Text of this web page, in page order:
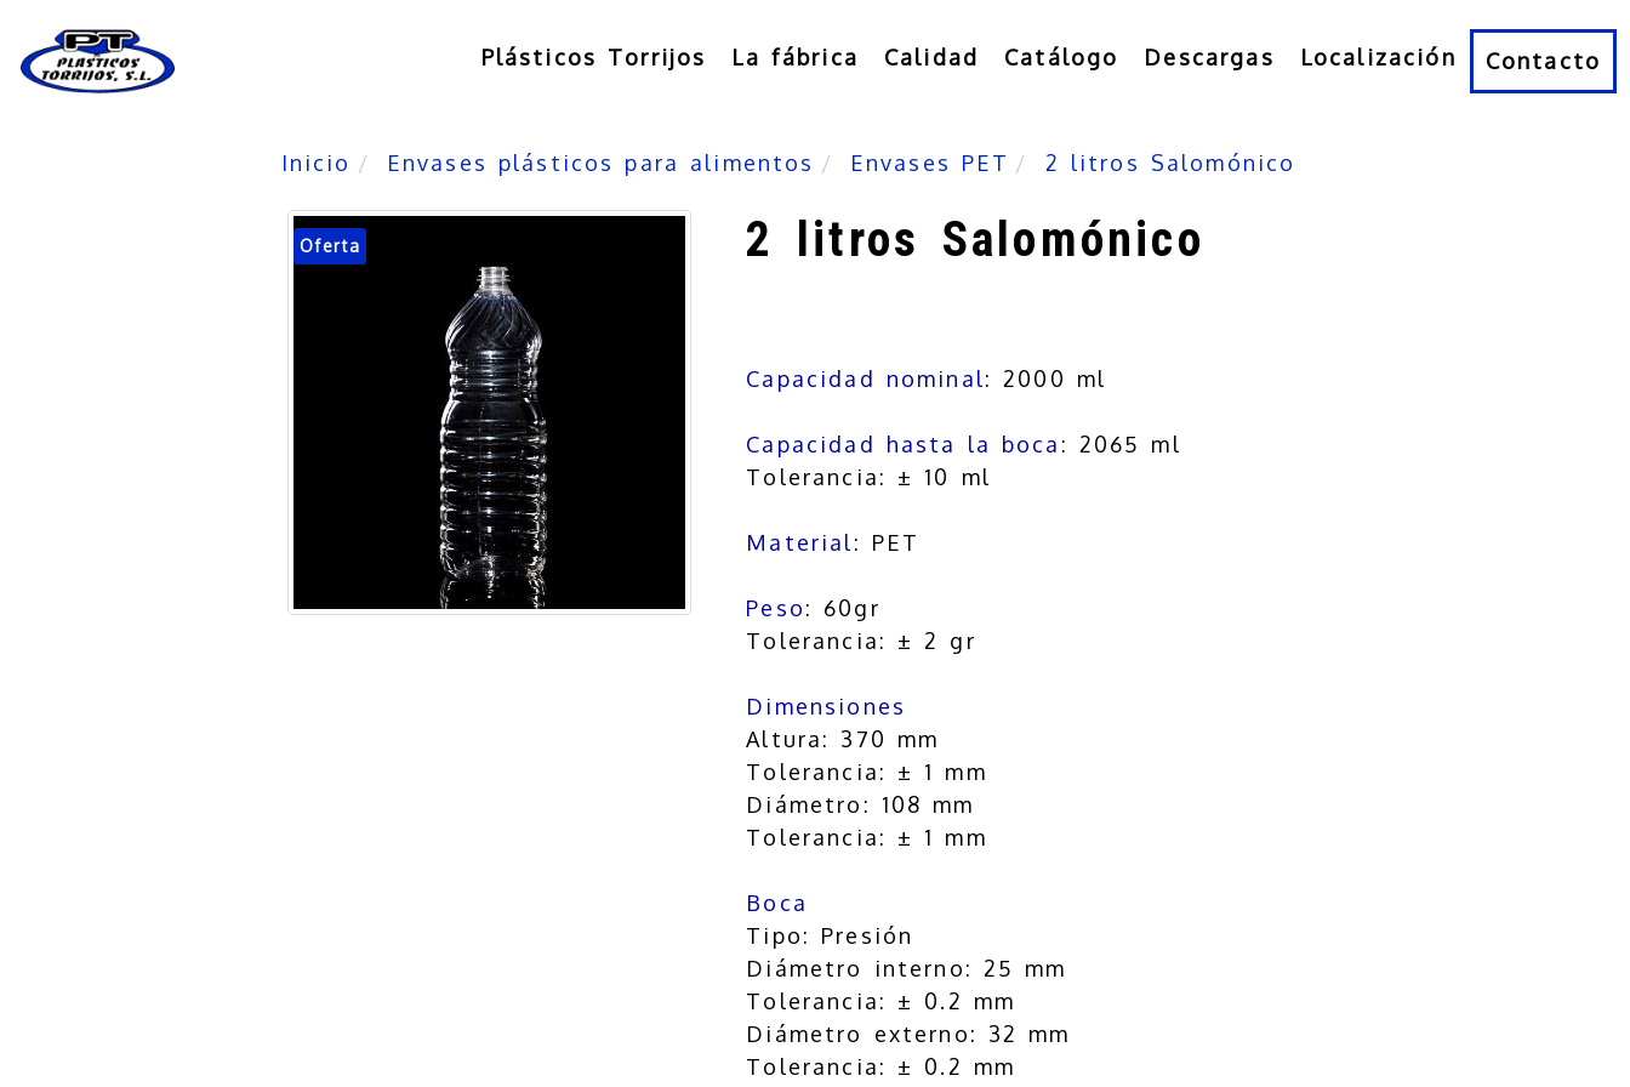
Plásticos Torrijos La fábrica Calidad Catálogo Descargas Localización Contacto
Inicio Envases plásticos para alimentos Envases PET 2 litros Salomónico
Oferta 2 litros Salomónico
Capacidad nominal: 2000 ml
Capacidad hasta la boca : 2065 ml
Tolerancia: ± 10 ml
Material: PET
Peso: 60gr
Tolerancia: ± 2 gr
Dimensiones
Altura: 370 mm
Tolerancia: ± 1 mm
Diámetro: 108 mm
Tolerancia: ± 1 mm
Boca
Tipo: Presión
Diámetro interno: 25 mm
Tolerancia: ± 0.2 mm
Diámetro externo: 32 mm
Tolerancia: ± 0.2 mm